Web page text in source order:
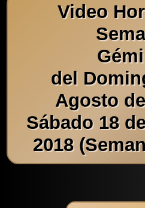
Video
del
Agosto
Sábado 18
2018